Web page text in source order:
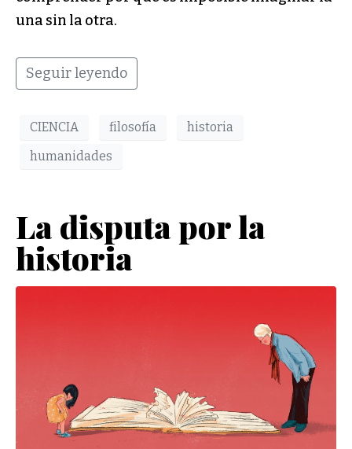
una sin la otra.
Seguir leyendo
CIENCIA filosofía
historia
humanidades
La disputa por la
historia